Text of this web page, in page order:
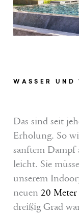
Wellness
Erlebnis
Buchen
Shop
Gutscheine
Jobs
WASSER UND
Das sind seit
Erholung. So
sanftem
leicht. Sie
unserem
neuen20
dreißig Grad